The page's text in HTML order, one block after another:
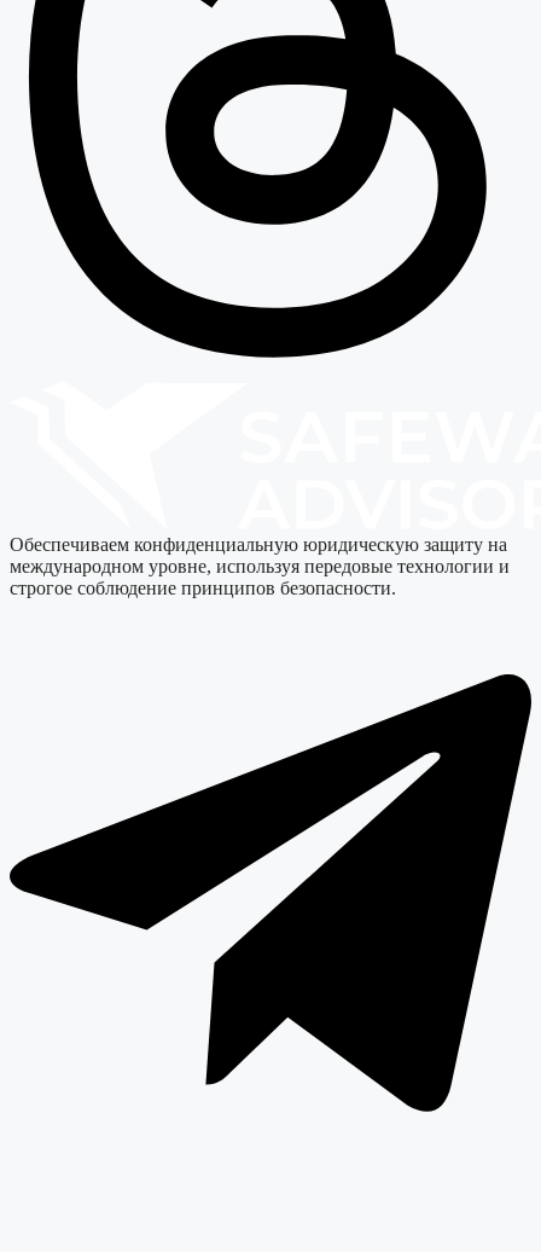
Обеспечиваем конфиденциальную юридическую защиту на
международном уровне, используя передовые технологии и
строгое соблюдение принципов безопасности.